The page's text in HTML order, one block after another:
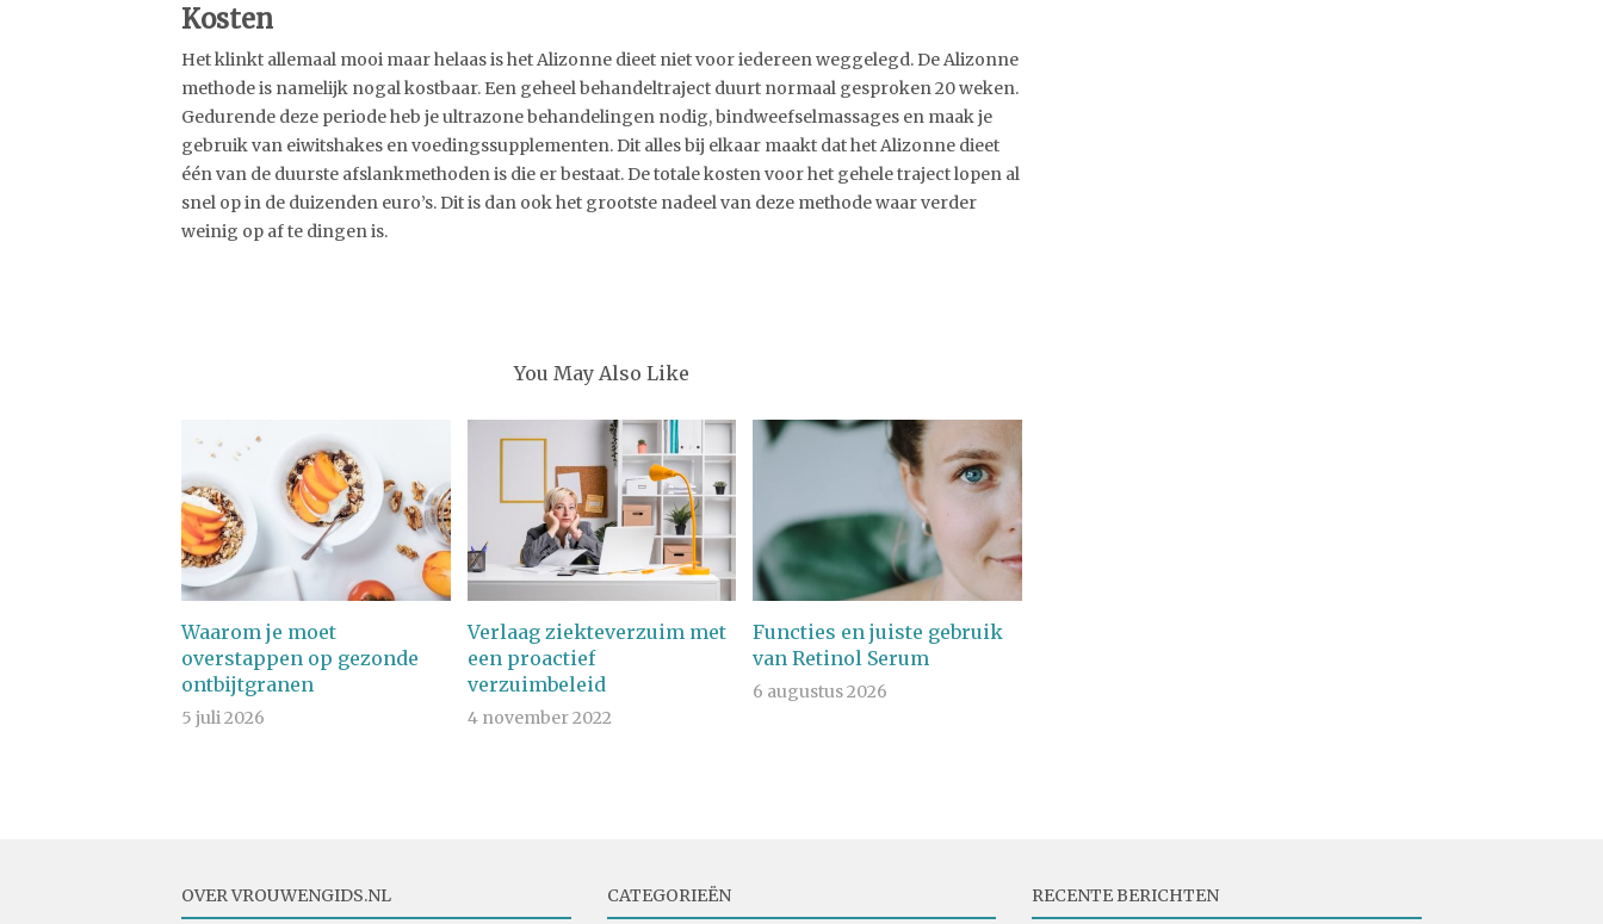
Kosten
Het klinkt allemaal mooi maar helaas is het Alizonne dieet niet voor iedereen weggelegd. De Alizonne
methode is namelijk nogal kostbaar. Een geheel behandeltraject duurt normaal gesproken 20 weken.
Gedurende deze periode heb je ultrazone behandelingen nodig, bindweefselmassages en maak je
gebruik van eiwitshakes en voedingssupplementen. Dit alles bij elkaar maakt dat het Alizonne dieet
één van de duurste afslankmethoden is die er bestaat. De totale kosten voor het gehele traject lopen al
snel op in de duizenden euro’s. Dit is dan ook het grootste nadeel van deze methode waar verder
weinig op af te dingen is.
You May Also Like
Waarom je moet
overstappen op gezonde
ontbijtgranen
5 juli 2026
Verlaag ziekteverzuim met
een proactief
verzuimbeleid
4 november 2022
Functies en juiste gebruik
van Retinol Serum
6 augustus 2026
OVER VROUWENGIDS.NL CATEGORIEËN RECENTE BERICHTEN